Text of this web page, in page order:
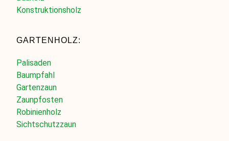
Konstruktionsholz
GARTENHOLZ:
Palisaden
Baumpfahl
Gartenzaun
Zaunpfosten
Robinienholz
Sichtschutzzaun